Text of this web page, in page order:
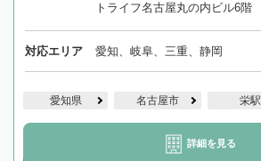
トライフ名古屋丸の内ビル6階
対応エリア 愛知、岐阜、三重、静岡
愛知県 名古屋市 栄駅
詳細を見る